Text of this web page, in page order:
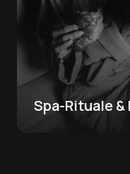
Spa-Rituale &